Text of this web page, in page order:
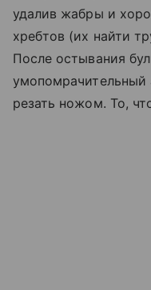
удалив жабры и
хребтов (их найти
После остывания
резать ножом. То,